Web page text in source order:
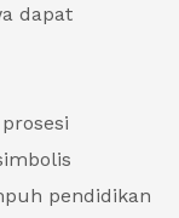
dapat
pendidikan